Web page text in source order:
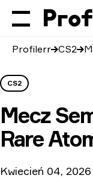
Profilerr CS2
CS2
Mecz
Rare
Kwiecień 04, 2026